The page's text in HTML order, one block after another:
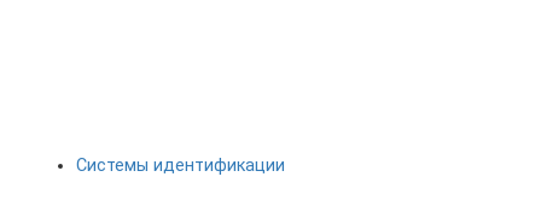
Системы идентификации